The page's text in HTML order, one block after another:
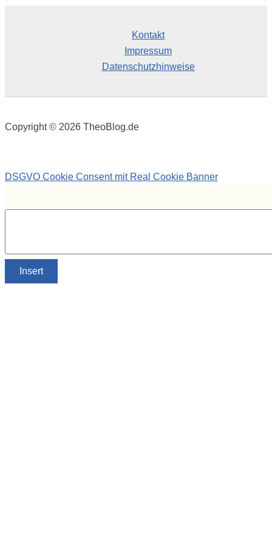
Kontakt
Impressum
Datenschutzhinweise
Copyright © 2026 TheoBlog.de
DSGVO Cookie Consent mit Real Cookie Banner
Insert